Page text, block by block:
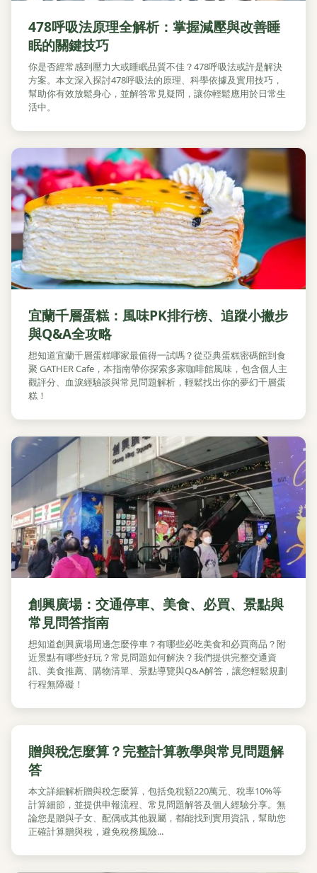
478呼吸法原理全解析：掌握減壓與改善睡
眠的關鍵技巧
你是否經常感到壓力大或睡眠品質不佳？478呼吸法或許是解決
方案。本文深入探討478呼吸法的原理、科學依據及實用技巧，
幫助你有效放鬆身心，並解答常見疑問，讓你輕鬆應用於日常生
活中。
宜蘭千層蛋糕：風味PK排行榜、追蹤小撇步
與Q&A全攻略
想知道宜蘭千層蛋糕哪家最值得一試嗎？從亞典蛋糕密碼館到食
聚 GATHER Cafe，本指南帶你探索多家咖啡館風味，包含個人主
觀評分、血淚經驗談與常見問題解析，輕鬆找出你的夢幻千層蛋
糕！
創興廣場：交通停車、美食、必買、景點與
常見問答指南
想知道創興廣場周邊怎麼停車？有哪些必吃美食和必買商品？附
近景點有哪些好玩？常見問題如何解決？我們提供完整交通資
訊、美食推薦、購物清單、景點導覽與Q&A解答，讓您輕鬆規劃
行程無障礙！
贈與稅怎麼算？完整計算教學與常見問題解
答
本文詳細解析贈與稅怎麼算，包括免稅額220萬元、稅率10%等
計算細節，並提供申報流程、常見問題解答及個人經驗分享。無
論您是贈與子女、配偶或其他親屬，都能找到實用資訊，幫助您
正確計算贈與稅，避免稅務風險...